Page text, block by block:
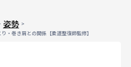
姿勢
・巻き肩との関係【柔道整復師監修】